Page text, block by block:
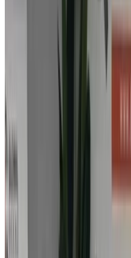
هل تبحث عن خيارات أخرى؟
مواصفات السيارات،
الخدمة، وتواصل معه
ومواصفاتها قبل